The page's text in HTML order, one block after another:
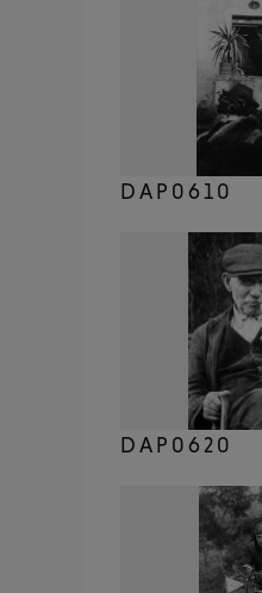
DAP0610
DAP0620